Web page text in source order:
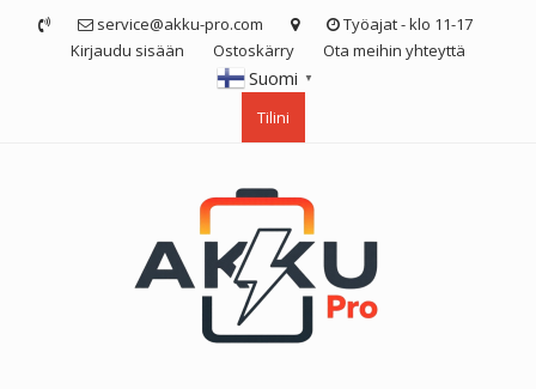
service@akku-pro.com
Työajat - klo 11-17
Kirjaudu sisään
Ostoskärry Ota meihin yhteyttä
Suomi ▼
Tilini